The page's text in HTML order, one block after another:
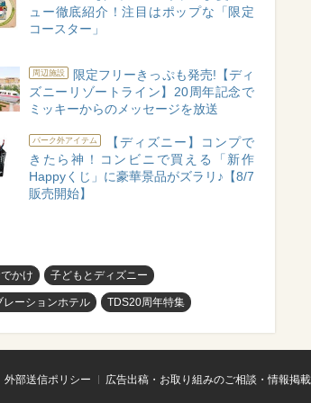
ュー徹底紹介！注目はポップな「限定
コースター」
周辺施設
限定フリーきっぷも発売!【ディ
ズニーリゾートライン】20周年記念で
ミッキーからのメッセージを放送
パーク外アイテム
【ディズニー】コンプで
きたら神！コンビニで買える「新作
Happyくじ」に豪華景品がズラリ♪【8/7
販売開始】
かけ 子どもとディズニー
ーションホテル TDS20周年特集
外部送信ポリシー
広告出稿・お取り組みのご相談・情報掲